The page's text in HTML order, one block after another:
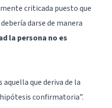
criticada puesto que
darse de manera
la persona no es
que deriva de la
confirmatoria”.